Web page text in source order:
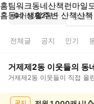
홈팀워크동네산책 런마일
홈동네 생활주변 산책산
거제제2동
전체글 공지 인기
거제제2동 이웃들의 동
거제제2동 이웃들이 직접 올